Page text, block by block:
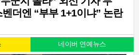
더엔 “부부 1+1이냐” 논란
네이버 연예뉴스